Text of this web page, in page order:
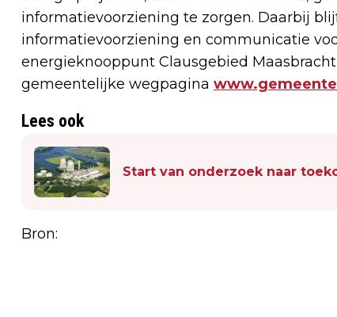
informatievoorziening te zorgen. Daarbij
informatievoorziening en communicatie
energieknooppunt Clausgebied
gemeentelijke wegpagina
Lees ook
Start van onderzoek naar
Bron: